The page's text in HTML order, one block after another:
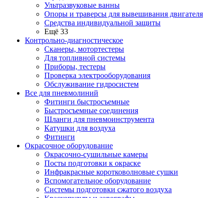
Ультразвуковые ванны
Опоры и траверсы для вывешивания двигателя
Средства индивидуальной защиты
Ещё 33
Контрольно-диагностическое
Сканеры, мотортестеры
Для топливной системы
Приборы, тестеры
Проверка электрооборудования
Обслуживание гидросистем
Все для пневмолиний
Фитинги быстросъемные
Быстросъемные соединения
Шланги для пневмоинструмента
Катушки для воздуха
Фитинги
Окрасочное оборудование
Окрасочно-сушильные камеры
Посты подготовки к окраске
Инфракрасные коротковолновые сушки
Вспомогательное оборудование
Системы подготовки сжатого воздуха